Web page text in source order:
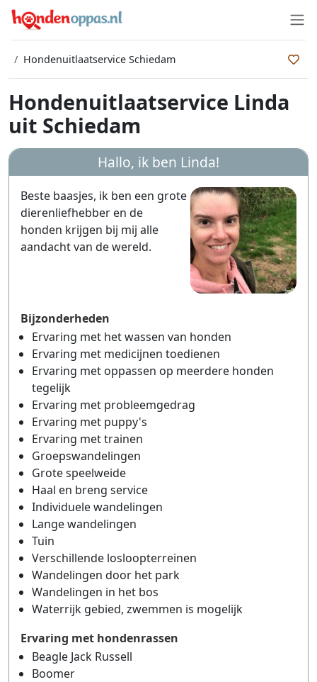
Hondenuitlaatservice Schiedam
Hondenuitlaatservice Linda
uit Schiedam
Hallo, ik ben Linda!
Beste baasjes, ik ben een grote
dierenliefhebber en de
honden krijgen bij mij alle
aandacht van de wereld.
Bijzonderheden
Ervaring met het wassen van honden
Ervaring met medicijnen toedienen
Ervaring met oppassen op meerdere honden
tegelijk
Ervaring met probleemgedrag
Ervaring met puppy's
Ervaring met trainen
Groepswandelingen
Grote speelweide
Haal en breng service
Individuele wandelingen
Lange wandelingen
Tuin
Verschillende losloopterreinen
Wandelingen door het park
Wandelingen in het bos
Waterrijk gebied, zwemmen is mogelijk
Ervaring met hondenrassen
Beagle Jack Russell
Boomer